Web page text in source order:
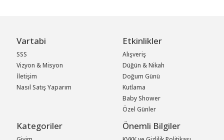
Vartabi
SSS
Vizyon & Misyon
İletişim
Nasıl Satış Yaparım
Etkinlikler
Alışveriş
Düğün & Nikah
Doğum Günü
Kutlama
Baby Shower
Özel Günler
Kategoriler Önemli Bilgiler